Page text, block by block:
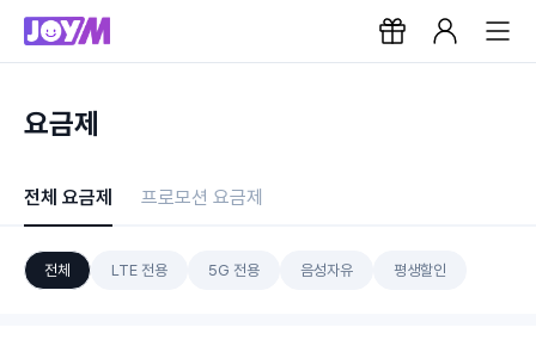
요금제
전체 요금제 프로모션 요금제
전체 LTE 전용 5G 전용 음성자유 평생할인